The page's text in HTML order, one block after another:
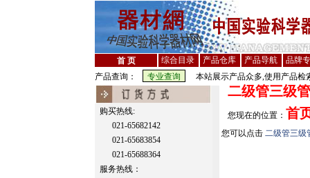
首 页 综合目录 产品仓库 产品导航
品牌
产品查询：
本站展示产品众多,使用产品检
购买热线:
021-65682142
021-65683854
021-65688364
服务热线：
二级管三级
您现在的位置： 首
您可以点击 二级管三级